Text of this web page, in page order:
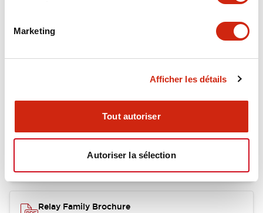
Marketing
Afficher les détails
Tout autoriser
Autoriser la sélection
Documents et fichiers
Approbations Et Normes
RH Series Power Relays
12/05/2026.PDF450.14KB
Relay Family Brochure